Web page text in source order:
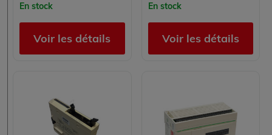
En stock
Voir les détails
En stock
Voir les détails